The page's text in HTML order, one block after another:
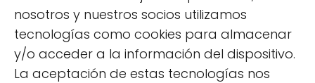
nosotros y nuestros socios utilizamos
tecnologías como cookies para almacenar
y/o acceder a la información del dispositivo.
La aceptación de estas tecnologías nos
En caso de experimentar efectos secundarios
como alergias o malestar estomacal, es
esencial suspender su uso y buscar atención
médica.